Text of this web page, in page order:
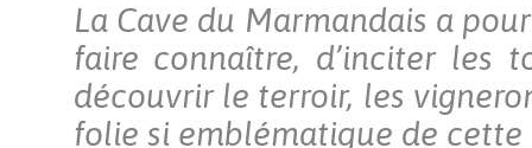
La Cave du Marmandais a
faire connaître, d’inciter les
découvrir le terroir, les
folie si emblématique de